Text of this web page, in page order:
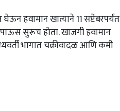
हवामान खात्याने 11 सप्टेंबरपर्यंत
पाऊस सुरूच होता. खाजगी हवामान
भागात चक्रीवादळ आणि कमी